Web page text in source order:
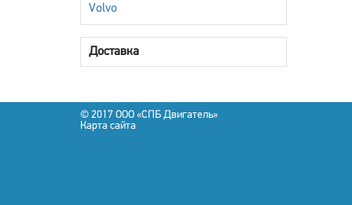
Volvo
Доставка
© 2017 OOO «СПБ Двигатель»
Карта сайта